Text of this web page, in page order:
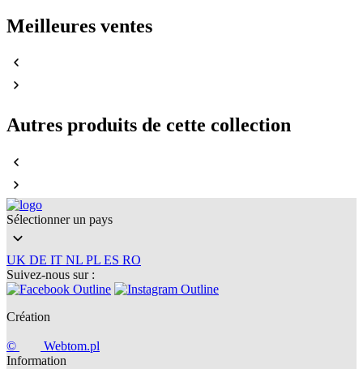
Meilleures ventes
Autres produits de cette collection
Sélectionner un pays
UK DE IT NL PL ES RO
Suivez-nous sur :
Création
©
Webtom.pl
Information